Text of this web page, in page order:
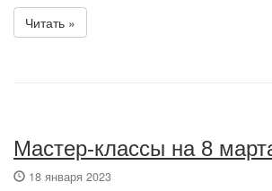
Читать »
Мастер-классы на 8
18 января 2023